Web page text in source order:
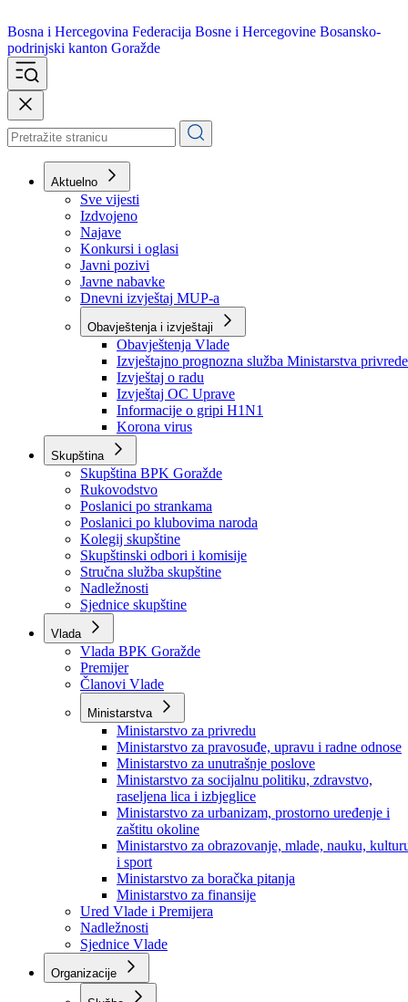
Bosna i Hercegovina
podrinjski kanton Goražde
Aktuelno
Sve vijesti
Izdvojeno
Najave
Konkursi i oglasi
Javni pozivi
Javne nabavke
Dnevni izvještaj MUP-a
Obavještenja i izvještaji
Obavještenja Vlade
Izvještajno prognozna služba Ministarstva privrede
Izvještaj o radu
Izvještaj OC Uprave
Informacije o gripi H1N1
Korona virus
Skupština
Skupština BPK Goražde
Rukovodstvo
Poslanici po strankama
Poslanici po klubovima naroda
Kolegij skupštine
Skupštinski odbori i komisije
Stručna služba skupštine
Nadležnosti
Sjednice skupštine
Vlada
Vlada BPK Goražde
Premijer
Članovi Vlade
Ministarstva
Ministarstvo za privredu
Ministarstvo za pravosuđe, upravu i radne odnose
Ministarstvo za unutrašnje poslove
Ministarstvo za socijalnu politiku, zdravstvo,
raseljena lica i izbjeglice
Ministarstvo za urbanizam, prostorno uređenje i
zaštitu okoline
Ministarstvo za obrazovanje, mlade, nauku,
i sport
Ministarstvo za boračka pitanja
Ministarstvo za finansije
Ured Vlade i Premijera
Nadležnosti
Sjednice Vlade